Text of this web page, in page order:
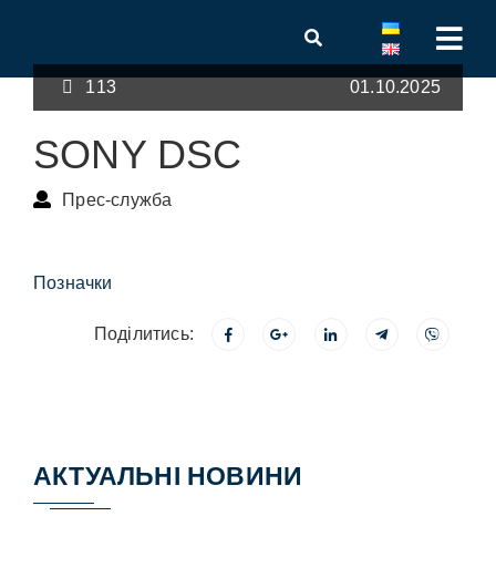
113 01.10.2025
SONY DSC
Прес-служба
Позначки
Поділитись:
АКТУАЛЬНІ НОВИНИ